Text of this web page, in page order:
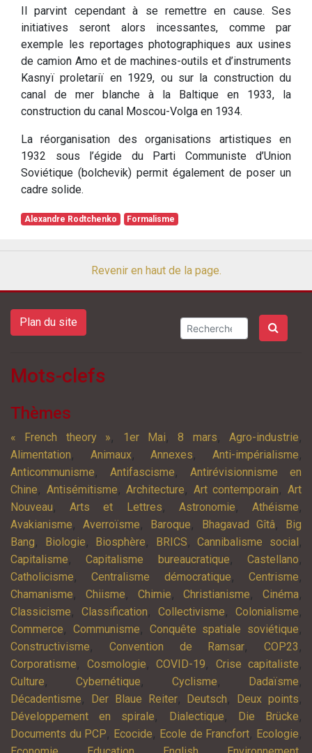
Il parvint cependant à se remettre en cause. Ses
initiatives seront alors incessantes, comme par
exemple les reportages photographiques aux usines
de camion Amo et de machines-outils et d’instruments
Kasnyï proletariï en 1929, ou sur la construction du
canal de mer blanche à la Baltique en 1933, la
construction du canal Moscou-Volga en 1934.
La réorganisation des organisations artistiques en
1932 sous l’égide du Parti Communiste d’Union
Soviétique (bolchevik) permit également de poser un
cadre solide.
Alexandre Rodtchenko Formalisme
Revenir en haut de la page.
Plan du site
Mots-clefs
Thèmes
« French theory », 1er Mai,8 mars, Agro-industrie,
Alimentation, Animaux,Annexes,Anti-impérialisme,
Anticommunisme, Antifascisme, Antirévisionnisme en
Chine, Antisémitisme,Architecture, Art contemporain,Art
Nouveau,Arts et Lettres, Astronomie,Athéisme,
Avakianisme,Averroïsme, Baroque, Bhagavad Gîtâ,
Big
Bang, Biologie, Biosphère, BRICS,Cannibalisme social ,
Capitalisme,Capitalisme bureaucratique,Castellano,
Catholicisme,Centralisme démocratique,Centrisme,
Chamanisme, Chiisme, Chimie,Christianisme, Cinéma,
Classicisme, Classification, Collectivisme, Colonialisme,
Commerce, Communisme, Conquête spatiale soviétique,
Constructivisme, Convention de Ramsar, COP23 ,
Corporatisme, Cosmologie, COVID-19, Crise capitaliste,
Culture, Cybernétique, Cyclisme, Dadaïsme,
Décadentisme, Der Blaue Reiter, Deutsch, Deux points,
Développement en spirale, Dialectique, Die Brücke,
Documents du PCP, Ecocide, Ecole de Francfort, Ecologie,